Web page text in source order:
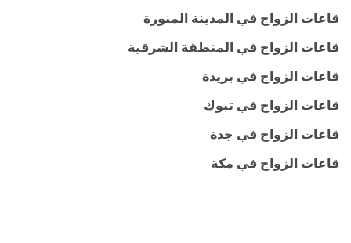
قاعات الزواج في المدينة المنورة
قاعات الزواج في المنطقة الشرقية
قاعات الزواج في بريدة
قاعات الزواج في تبوك
قاعات الزواج في جدة
قاعات الزواج في مكة